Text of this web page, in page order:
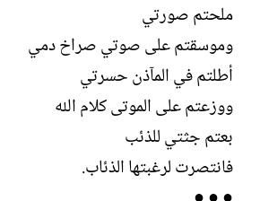
ملحتم صورتي
وموسقتم على صوتي صراخ دمي
أطلتم في المآذن حسرتي
ووزعتم على الموتى كلام الله
بعتم جثتي للذئب
فانتصرت لرغبتها الذئاب.